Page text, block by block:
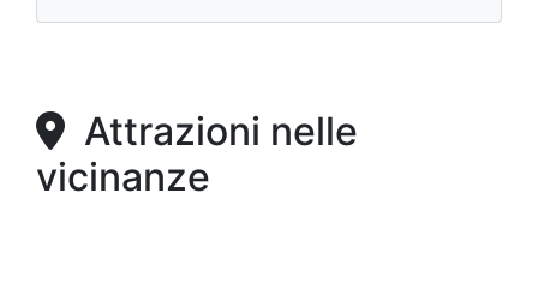
Attrazioni nelle
vicinanze